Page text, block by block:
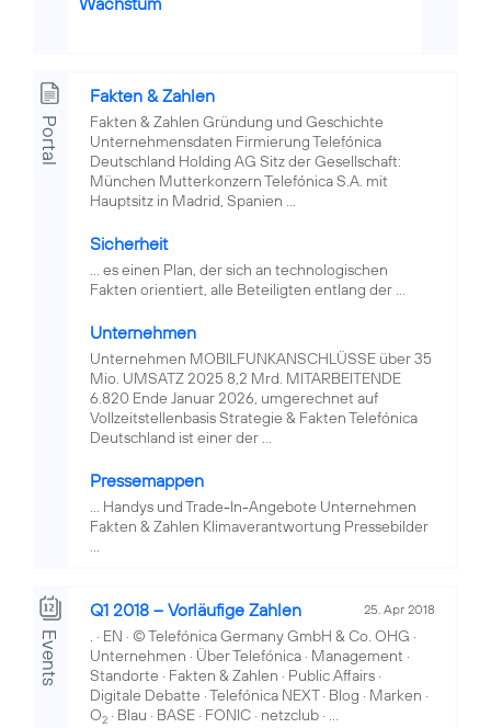
Portal
Fakten & Zahlen
Fakten & Zahlen Gründung und Geschichte
Unternehmensdaten Firmierung Telefónica
Deutschland Holding AG Sitz der Gesellschaft:
München Mutterkonzern Telefónica S.A. mit
Hauptsitz in Madrid, Spanien ...
Sicherheit
... es einen Plan, der sich an technologischen
Fakten orientiert, alle Beteiligten entlang der ...
Unternehmen
Unternehmen MOBILFUNKANSCHLÜSSE über 35
Mio. UMSATZ 2025 8,2 Mrd. MITARBEITENDE
6.820 Ende Januar 2026, umgerechnet auf
Vollzeitstellenbasis Strategie & Fakten Telefónica
Deutschland ist einer der ...
Pressemappen
... Handys und Trade-In-Angebote Unternehmen
Fakten & Zahlen Klimaverantwortung Pressebilder
...
Events
Q1 2018 – Vorläufige Zahlen 25. Apr 2018
. · EN · © Telefónica Germany GmbH & Co. OHG ·
Unternehmen · Über Telefónica · Management ·
Standorte · Fakten & Zahlen · Public Affairs ·
Digitale Debatte · Telefónica NEXT · Blog · Marken ·
O2 · Blau · BASE · FONIC · netzclub · ...